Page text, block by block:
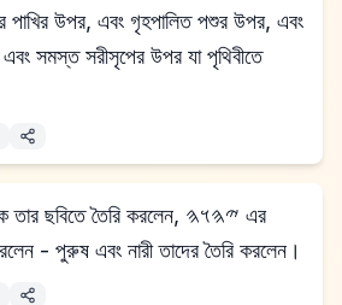
উপর, এবং গৃহপালিত পশুর উপর, এবং
সমস্ত সরীসৃপের উপর যা পৃথিবীতে
- পুরুষ এবং নারী তাদের তৈরি করলেন।